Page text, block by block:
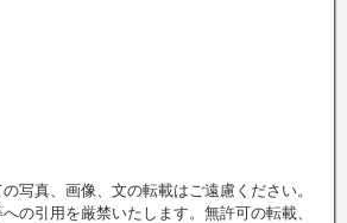
写真、画像、文の転載はご遠慮ください。
の引用を厳禁いたします。無許可の転載、